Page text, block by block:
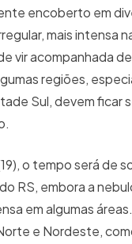
encoberto em
mais intensa
vir acompanhada
regiões,
Sul, devem ficar
o tempo será de
RS, embora a
em algumas
e Nordeste,